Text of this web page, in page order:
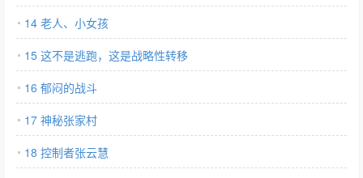
14 老人、小女孩
15 这不是逃跑，这是战略性转移
16 郁闷的战斗
17 神秘张家村
18 控制者张云慧